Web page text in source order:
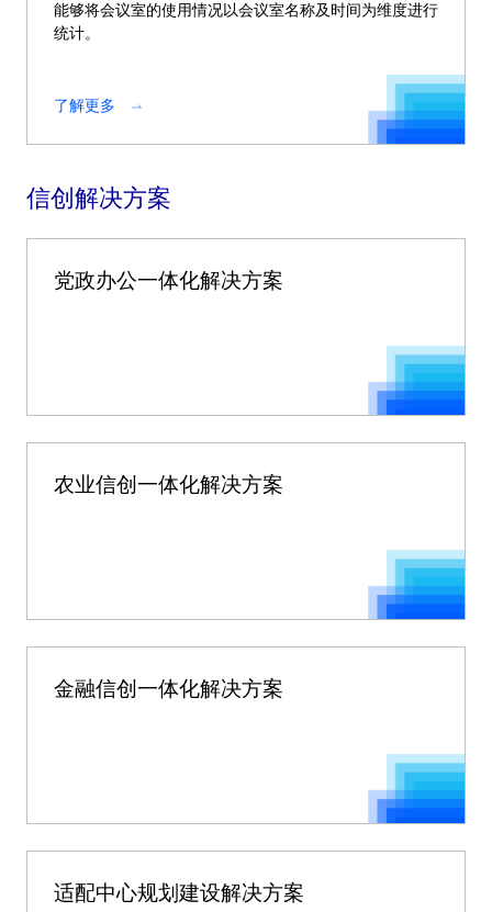
能够将会议室的使用情况以会议室名称及时间为维度进行
统计。
了解更多
信创解决方案
党政办公一体化解决方案
农业信创一体化解决方案
金融信创一体化解决方案
适配中心规划建设解决方案